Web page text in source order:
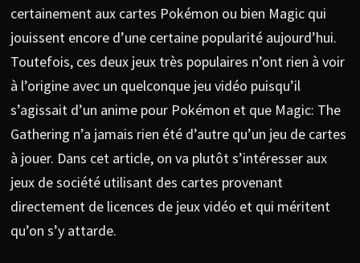
certainement aux cartes Pokémon ou bien Magic qui
jouissent encore d’une certaine popularité aujourd’hui.
Toutefois, ces deux jeux très populaires n’ont rien à voir
à l’origine avec un quelconque jeu vidéo puisqu’il
s’agissait d’un anime pour Pokémon et que Magic: The
Gathering n’a jamais rien été d’autre qu’un jeu de cartes
à jouer. Dans cet article, on va plutôt s’intéresser aux
jeux de société utilisant des cartes provenant
directement de licences de jeux vidéo et qui méritent
qu’on s’y attarde.